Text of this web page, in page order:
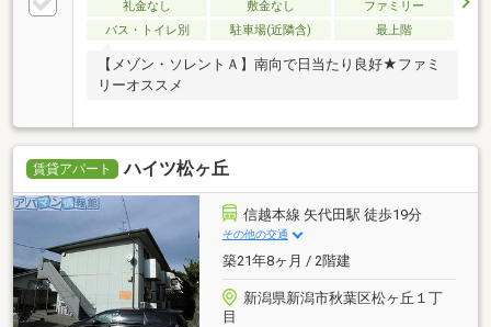
礼金なし 敷金なし
ファミリー
バス・トイレ別
駐車場(近隣含) 最上階
【メゾン・ソレントＡ】南向で日当たり良好★ファミ
リーオススメ
賃貸アパート ハイツ松ヶ丘
信越本線 矢代田駅 徒歩19分
その他の交通
築21年8ヶ月 / 2階建
新潟県新潟市秋葉区松ヶ丘１丁
目